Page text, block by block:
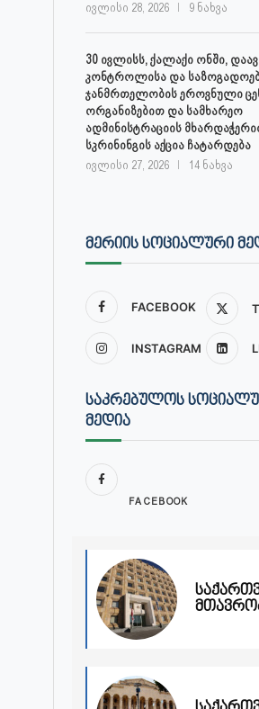
ივლისი 28, 2026 9 ნახვა
30 ივლისს, ქალაქი ონში,
კონტროლისა და
ჯანმრთელობის ეროვნული
ორგანიზებით და სამხარეო
ადმინისტრაციის
სკრინინგის აქცია ჩატარდება
ივლისი 27, 2026 14 ნახვა
ᲛᲔᲠᲘᲘᲡ ᲡᲝᲪᲘᲐᲚᲣᲠᲘ
FACEBOOK
INSTAGRAM
ᲡᲐᲙᲠᲔᲑᲣᲚᲝᲡ
ᲛᲔᲓᲘᲐ
FACEBOOK